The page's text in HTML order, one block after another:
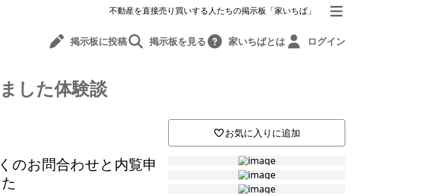
不動産を直接売り買いする人たちの掲示板「家いちば」
掲示板に投稿 掲示板を見る 家いちばとは ログイン
した体験談
のお問合わせと内覧申
お気に入りに追加